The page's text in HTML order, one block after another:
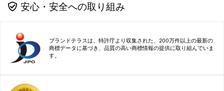
安心・安全への取り組み
ブランドテラスは、特許庁より収集された、200万件以上の最新の
商標データに基づき、品質の高い商標情報の提供に取り組んでいま
す。